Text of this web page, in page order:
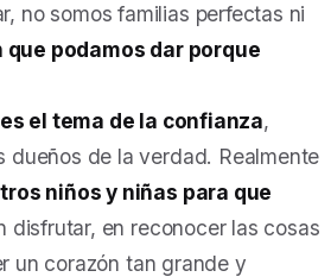
no somos familias perfectas ni
podamos dar porque
el tema de la confianza,
dueños de la verdad. Realmente
niños y niñas para que
disfrutar, en reconocer las cosas
un corazón tan grande y